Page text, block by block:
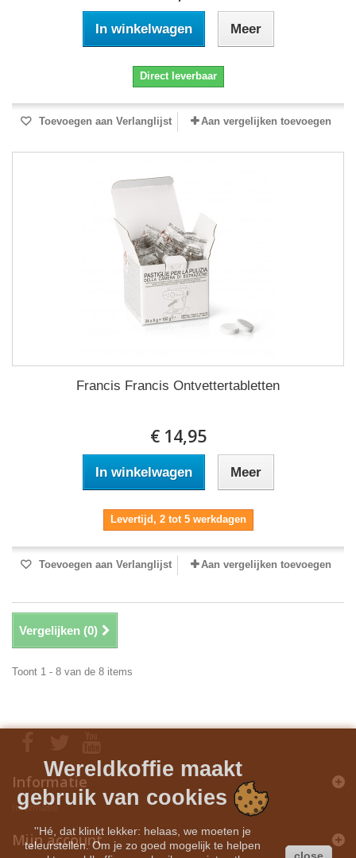
In winkelwagen Meer
Direct leverbaar
Toevoegen aan Verlanglijst Aan vergelijken toevoegen
Francis Francis Ontvettertabletten
€ 14,95
In winkelwagen Meer
Levertijd, 2 tot 5 werkdagen
Toevoegen aan Verlanglijst Aan vergelijken toevoegen
Vergelijken (0)
Toont 1 - 8 van de 8 items
Informatie
Informatie
Mijn account
Wereldkoffie maakt
gebruik van cookies
''Hé, dat klinkt lekker: helaas, we moeten je
teleurstellen. Om je zo goed mogelijk te helpen